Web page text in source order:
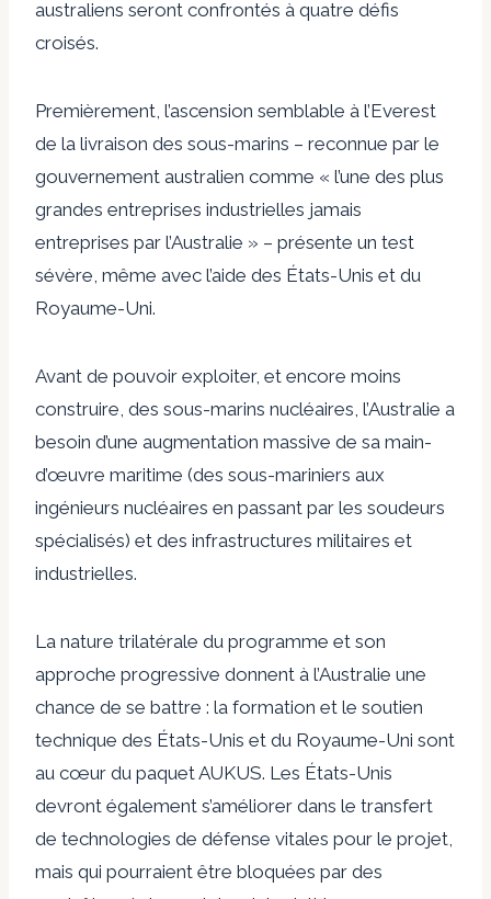
australiens seront confrontés à quatre défis
croisés.
Premièrement, l’ascension semblable à l’Everest
de la livraison des sous-marins – reconnue par le
gouvernement australien comme « l’une des plus
grandes entreprises industrielles jamais
entreprises par l’Australie » – présente un test
sévère, même avec l’aide des États-Unis et du
Royaume-Uni.
Avant de pouvoir exploiter, et encore moins
construire, des sous-marins nucléaires, l’Australie a
besoin d’une augmentation massive de sa main-
d’œuvre maritime (des sous-mariniers aux
ingénieurs nucléaires en passant par les soudeurs
spécialisés) et des infrastructures militaires et
industrielles.
La nature trilatérale du programme et son
approche progressive donnent à l’Australie une
chance de se battre : la formation et le soutien
technique des États-Unis et du Royaume-Uni sont
au cœur du paquet AUKUS. Les États-Unis
devront également s’améliorer dans le transfert
de technologies de défense vitales pour le projet,
mais qui pourraient être bloquées par des